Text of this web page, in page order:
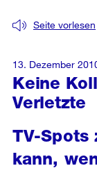
Keine
Verletzte
Seite vorlesen
TV-Spots
kann,
13. Dezember